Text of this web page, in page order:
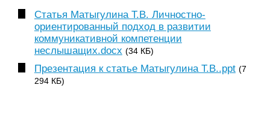
Статья Матыгулина Т.В. Личностно-
ориентированный подход в развитии
коммуникативной компетенции
неслышащих.docx (34 КБ)
Презентация к статье Матыгулина Т.В..ppt (7
294 КБ)